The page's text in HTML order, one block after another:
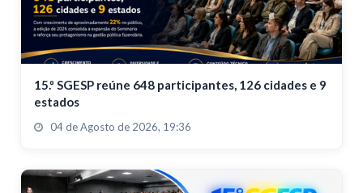
15.º SGESP reúne 648 participantes, 126 cidades e 9
estados
04 de Agosto de 2026, 19:36